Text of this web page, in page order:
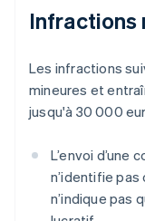
Infractions
Les infractions
mineures et
jusqu'à 30 000
L’envoi d’une
n’identifie pas
n’indique pas